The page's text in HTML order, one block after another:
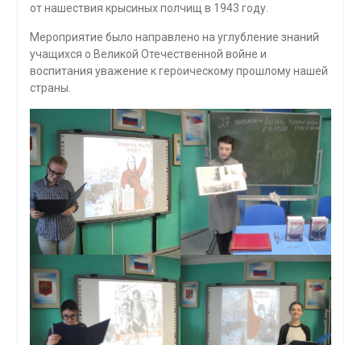
от нашествия крысиных полчищ в 1943 году.
Мероприятие было направлено на углубление знаний
учащихся о Великой Отечественной войне и
воспитания уважение к героическому прошлому нашей
страны.